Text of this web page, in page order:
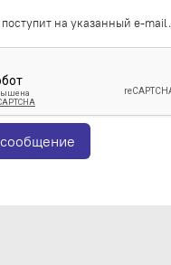
на указанный e-mail.